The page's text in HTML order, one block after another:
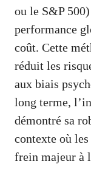
ou le S&P
performance
coût. Cette
réduit les
aux biais
long terme,
démontré sa
contexte où
frein majeur à